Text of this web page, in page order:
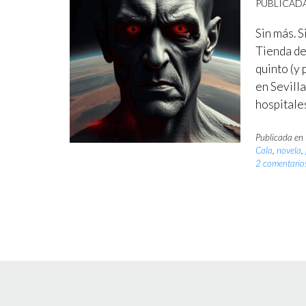
Sin más.
Tienda
quinto (y
en
Publicada en
Cala,novela,
2